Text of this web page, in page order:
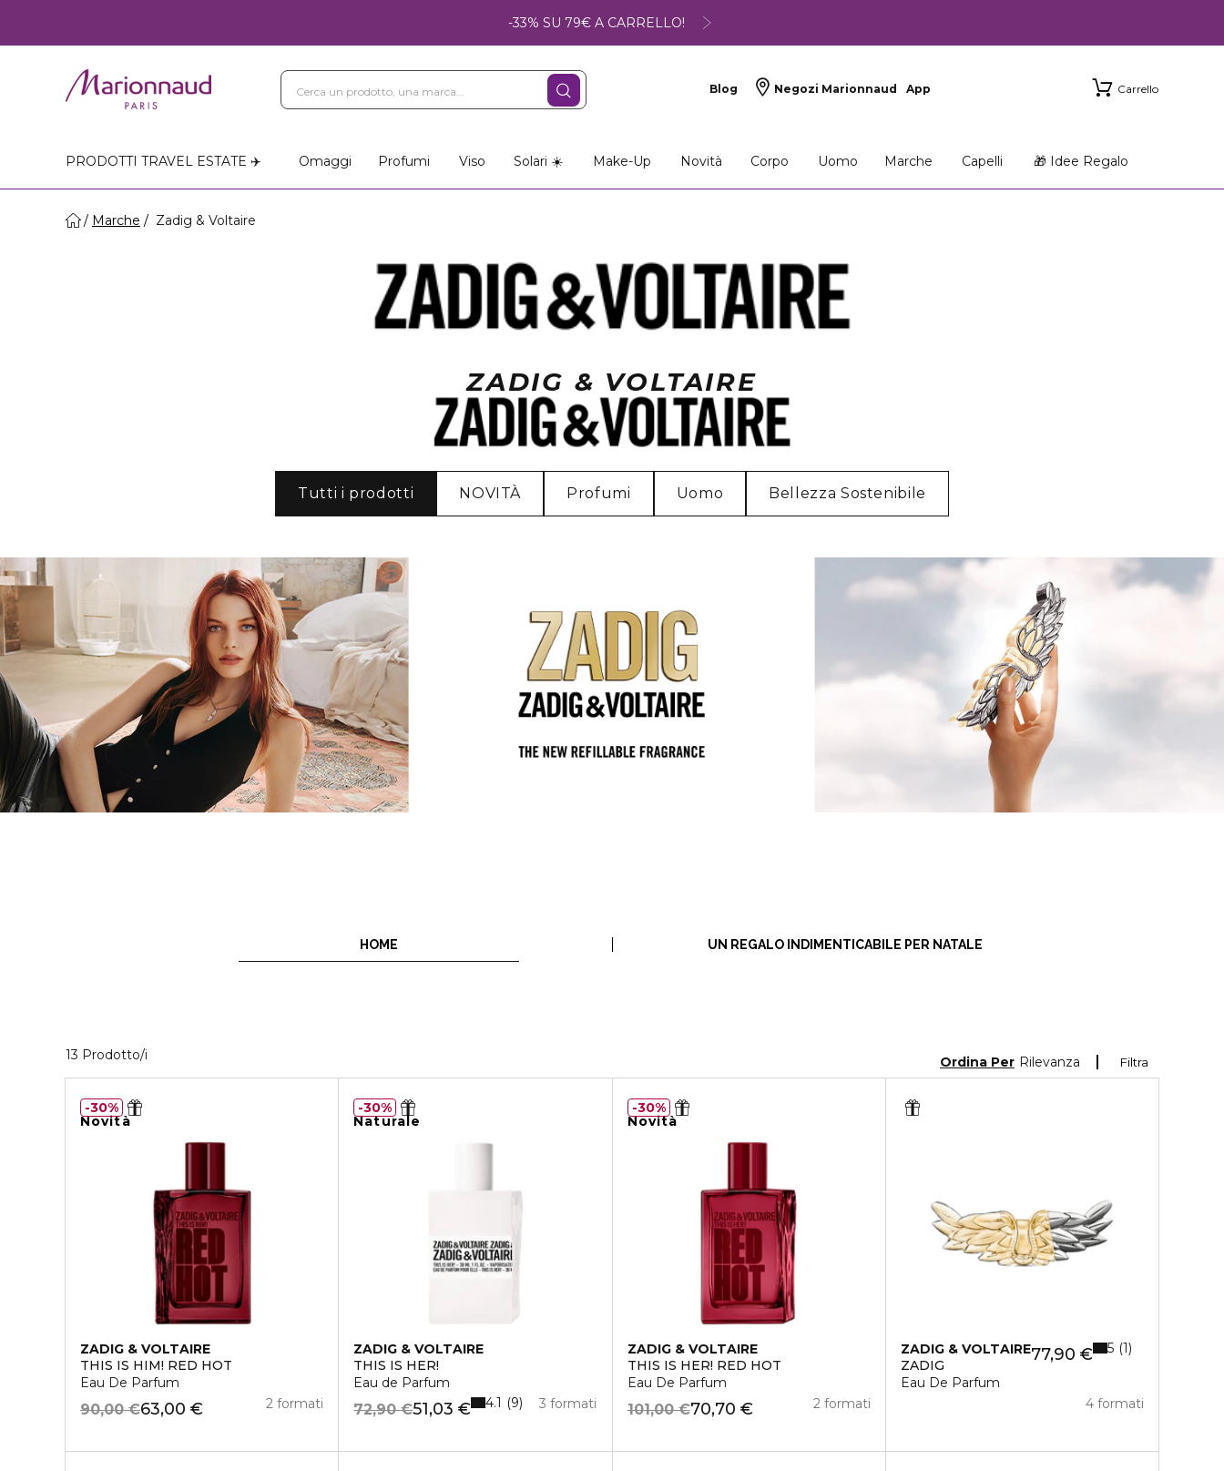
-33% SU 79€ A CARRELLO!
Blog Negozi Marionnaud App Carrello
PRODOTTI TRAVEL ESTATE ✈️
Omaggi Profumi Viso Solari ☀️ Make-Up Novità Corpo Uomo Marche Capelli 🎁 Idee Regalo
Marche Zadig & Voltaire
ZADIG & VOLTAIRE
Tutti i prodotti NOVITÀ Profumi Uomo Bellezza Sostenibile
HOME UN REGALO INDIMENTICABILE PER NATALE
13 Prodotto/i Filtra
Ordina Per Rilevanza
Novità
ZADIG & VOLTAIRE
THIS IS HIM! RED HOT
Eau De Parfum
63,00 €
90,00 € 2 formati
30%
Naturale
ZADIG & VOLTAIRE
THIS IS HER!
Eau de Parfum
51,03 €
72,90 € 3 formati
4.1 9
30%
Novità
ZADIG & VOLTAIRE
THIS IS HER! RED HOT
Eau De Parfum
70,70 €
101,00 € 2 formati
30%
ZADIG & VOLTAIRE
ZADIG
Eau De Parfum
77,90 €
4 formati
5 1